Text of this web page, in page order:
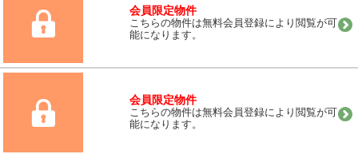
会員限定物件
こちらの物件は無料会員登録により閲覧が可
能になります。
会員限定物件
こちらの物件は無料会員登録により閲覧が可
能になります。